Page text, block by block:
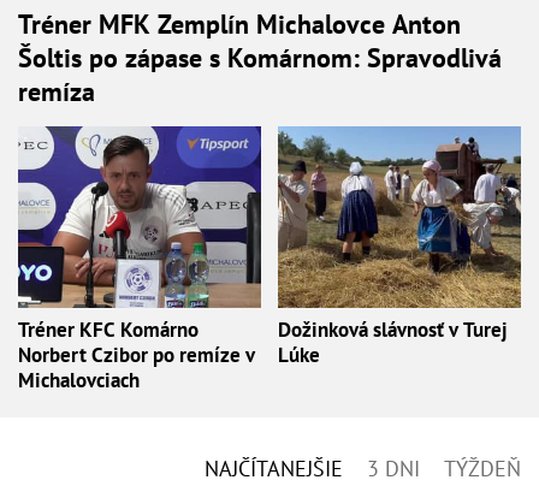
Tréner MFK Zemplín Michalovce Anton
Šoltis po zápase s Komárnom: Spravodlivá
remíza
Tréner KFC Komárno
Norbert Czibor po remíze v
Michalovciach
Dožinková slávnosť v Turej
Lúke
NAJČÍTANEJŠIE 3 DNI TÝŽDEŇ